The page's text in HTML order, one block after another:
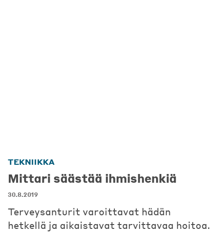
TEKNIIKKA
Mittari säästää ihmishenkiä
30.8.2019
Terveysanturit varoittavat hädän
hetkellä ja aikaistavat tarvittavaa hoitoa.